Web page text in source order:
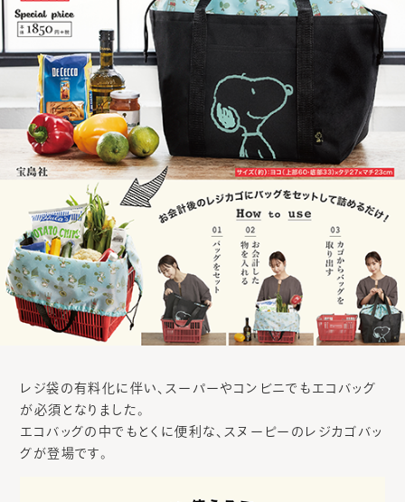
レジ袋の有料化に伴い、スーパーやコンビニでもエコバッグ
が必須となりました。
エコバッグの中でもとくに便利な、スヌーピーのレジカゴバッ
グが登場です。